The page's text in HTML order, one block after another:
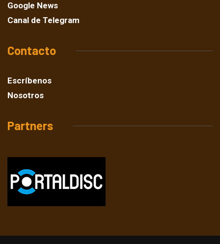
Google News
Canal de Telegram
Contacto
Escríbenos
Nosotros
Partners